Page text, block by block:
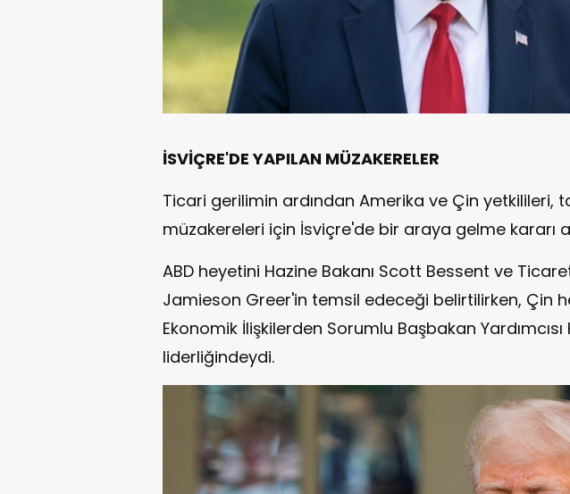
İSVİÇRE'DE YAPILAN MÜZAKERELER
Ticari gerilimin ardından Amerika ve Çin yetkilileri,
müzakereleri için İsviçre'de bir araya gelme kararı
ABD heyetini Hazine Bakanı Scott Bessent ve
Jamieson Greer'in temsil edeceği belirtilirken, Çin
Ekonomik İlişkilerden Sorumlu Başbakan Yardımcısı
liderliğindeydi.